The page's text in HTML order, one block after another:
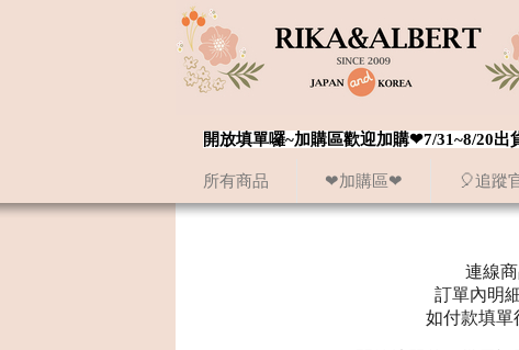
所有商品 ❤加購區❤ 🎈追蹤
開放填單囉~加購區歡迎加購❤7/31~8/20